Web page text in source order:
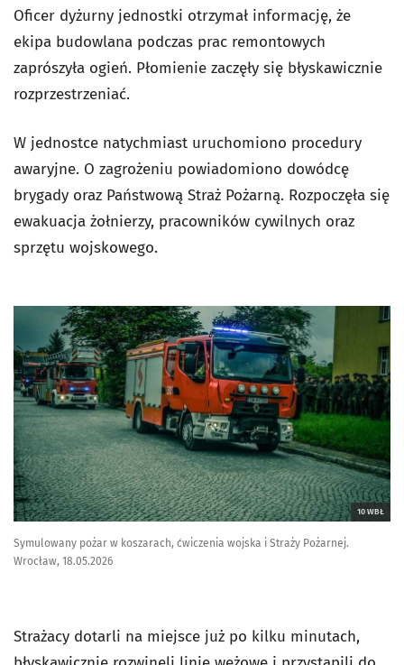
Oficer dyżurny jednostki otrzymał informację, że
ekipa budowlana podczas prac remontowych
zaprószyła ogień. Płomienie zaczęły się błyskawicznie
rozprzestrzeniać.
W jednostce natychmiast uruchomiono procedury
awaryjne. O zagrożeniu powiadomiono dowódcę
brygady oraz Państwową Straż Pożarną. Rozpoczęła się
ewakuacja żołnierzy, pracowników cywilnych oraz
sprzętu wojskowego.
10 WBŁ
Symulowany pożar w koszarach, ćwiczenia wojska i Straży Pożarnej.
Wrocław, 18.05.2026
Strażacy dotarli na miejsce już po kilku minutach,